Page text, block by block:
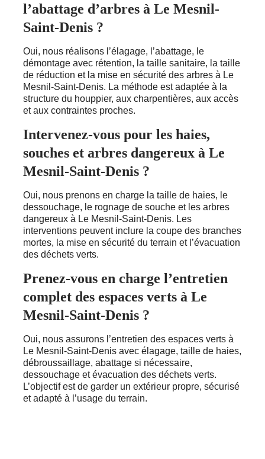
l’abattage d’arbres à Le Mesnil-
Saint-Denis ?
Oui, nous réalisons l’élagage, l’abattage, le
démontage avec rétention, la taille sanitaire, la taille
de réduction et la mise en sécurité des arbres à Le
Mesnil-Saint-Denis. La méthode est adaptée à la
structure du houppier, aux charpentières, aux accès
et aux contraintes proches.
Intervenez-vous pour les haies,
souches et arbres dangereux à Le
Mesnil-Saint-Denis ?
Oui, nous prenons en charge la taille de haies, le
dessouchage, le rognage de souche et les arbres
dangereux à Le Mesnil-Saint-Denis. Les
interventions peuvent inclure la coupe des branches
mortes, la mise en sécurité du terrain et l’évacuation
des déchets verts.
Prenez-vous en charge l’entretien
complet des espaces verts à Le
Mesnil-Saint-Denis ?
Oui, nous assurons l’entretien des espaces verts à
Le Mesnil-Saint-Denis avec élagage, taille de haies,
débroussaillage, abattage si nécessaire,
dessouchage et évacuation des déchets verts.
L’objectif est de garder un extérieur propre, sécurisé
et adapté à l’usage du terrain.